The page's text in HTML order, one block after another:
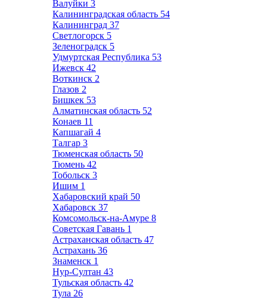
Валуйки 3
Калининградская область 54
Калининград 37
Светлогорск 5
Зеленоградск 5
Удмуртская Республика 53
Ижевск 42
Воткинск 2
Глазов 2
Бишкек 53
Алматинская область 52
Конаев 11
Капшагай 4
Талгар 3
Тюменская область 50
Тюмень 42
Тобольск 3
Ишим 1
Хабаровский край 50
Хабаровск 37
Комсомольск-на-Амуре 8
Советская Гавань 1
Астраханская область 47
Астрахань 36
Знаменск 1
Нур-Султан 43
Тульская область 42
Тула 26